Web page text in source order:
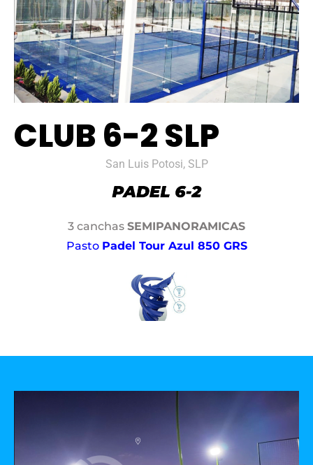
CLUB 6-2 SLP
San Luis Potosi, SLP
3 canchas SEMIPANORAMICAS
Pasto Padel Tour Azul 850 GRS